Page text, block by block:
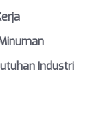
Industri